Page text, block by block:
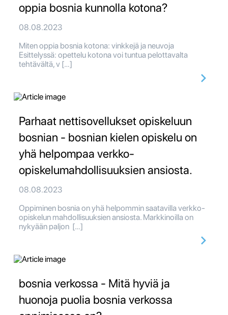
oppia bosnia kunnolla kotona?
08.08.2023
Miten oppia bosnia kotona: vinkkejä ja neuvoja
Esittelyssä: opettelu kotona voi tuntua pelottavalta
tehtävältä, v […]
Parhaat nettisovellukset opiskeluun
bosnian - bosnian kielen opiskelu on
yhä helpompaa verkko-
opiskelumahdollisuuksien ansiosta.
08.08.2023
Oppiminen bosnia on yhä helpommin saatavilla verkko-
opiskelun mahdollisuuksien ansiosta. Markkinoilla on
nykyään paljon […]
bosnia verkossa - Mitä hyviä ja
huonoja puolia bosnia verkossa